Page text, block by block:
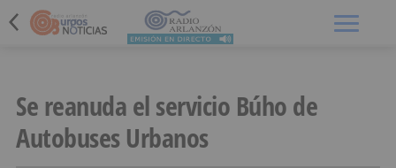
Se reanuda el servicio Búho de
Autobuses Urbanos